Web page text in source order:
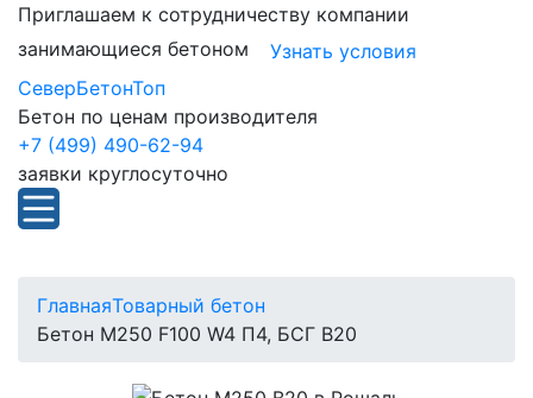
Приглашаем к сотрудничеству компании
занимающиеся бетоном
Узнать условия
СеверБетонТоп
Бетон по ценам производителя
+7 (499) 490-62-94
заявки круглосуточно
ГлавнаяТоварный бетон
Бетон M250 F100 W4 П4, БСГ В20